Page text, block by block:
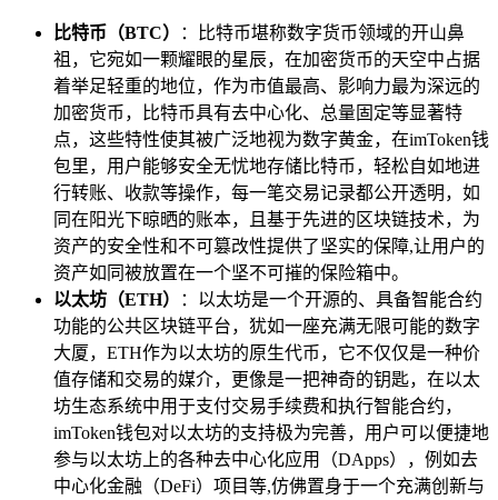
比特币（BTC）
：比特币堪称数字货币领域的开山鼻
祖，它宛如一颗耀眼的星辰，在加密货币的天空中占据
着举足轻重的地位，作为市值最高、影响力最为深远的
加密货币，比特币具有去中心化、总量固定等显著特
点，这些特性使其被广泛地视为数字黄金，在imToken钱
包里，用户能够安全无忧地存储比特币，轻松自如地进
行转账、收款等操作，每一笔交易记录都公开透明，如
同在阳光下晾晒的账本，且基于先进的区块链技术，为
资产的安全性和不可篡改性提供了坚实的保障,让用户的
资产如同被放置在一个坚不可摧的保险箱中。
以太坊（ETH）
：以太坊是一个开源的、具备智能合约
功能的公共区块链平台，犹如一座充满无限可能的数字
大厦，ETH作为以太坊的原生代币，它不仅仅是一种价
值存储和交易的媒介，更像是一把神奇的钥匙，在以太
坊生态系统中用于支付交易手续费和执行智能合约，
imToken钱包对以太坊的支持极为完善，用户可以便捷地
参与以太坊上的各种去中心化应用（DApps），例如去
中心化金融（DeFi）项目等,仿佛置身于一个充满创新与